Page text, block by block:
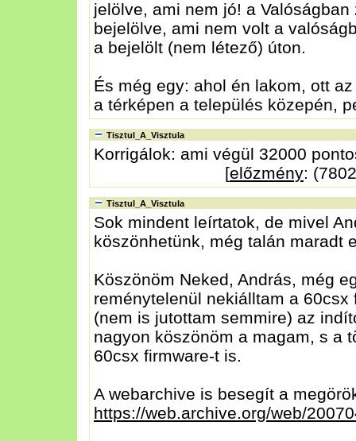
jelölve, ami nem jó! a
bejelölve, ami nem volt a
a bejelölt (nem létező) úton.
És még egy: ahol én lakom, ott
a térképen a település közepén,
Tisztul_A_Visztula
Korrigálok: ami végül 32000
[előzmény:
Tisztul_A_Visztula
Sok mindent leírtatok, de mivel
köszönhetünk, még talán maradt
Köszönöm Neked, András, még
reménytelenül nekiálltam a
(nem is jutottam semmire) az
nagyon köszönöm a magam, s a
60csx firmware-t is.
A webarchive is besegít a
https://web.archive.org/web/